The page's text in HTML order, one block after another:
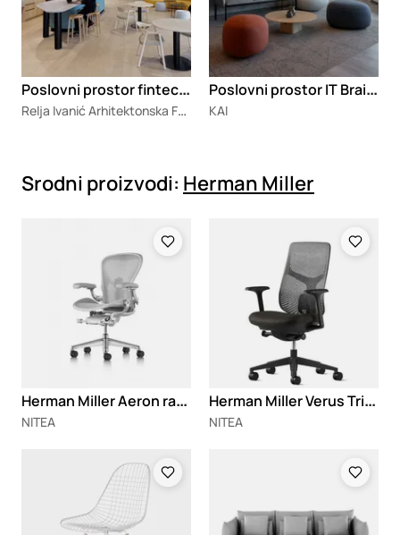
P
oslovni prostor fintech kompanije
Relja Ivanić Arhitektonska Fotografija
P
oslovni prostor IT Braineering
KAI
Srodni proizvodi: Herman Miller
H
erman Miller Aeron radna stolica
NITEA
H
erman Miller Verus Triflex
NITEA